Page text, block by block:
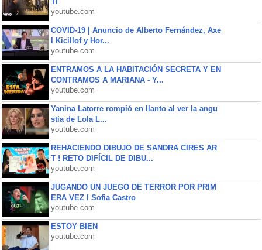
youtube.com
COVID-19 | Anuncio de Alberto Fernández, Axe
l Kicillof y Hor...
youtube.com
ENTRAMOS A LA HABITACIÓN SECRETA Y EN
CONTRAMOS A MARIANA - Y...
youtube.com
Yanina Latorre rompió en llanto al ver la angu
stia de Lola L...
youtube.com
REHACIENDO DIBUJO DE SANDRA CIRES AR
T ! RETO DIFÍCIL DE DIBU...
youtube.com
JUGANDO UN JUEGO DE TERROR POR PRIM
ERA VEZ l Sofia Castro
youtube.com
ESTOY BIEN
youtube.com